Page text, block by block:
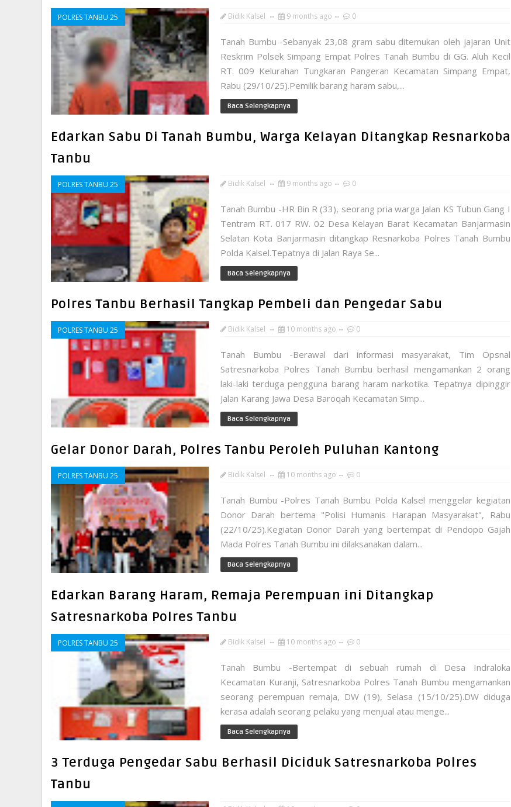
POLRES TANBU 25 Bidik Kalsel 9 months ago 0
Tanah Bumbu -Sebanyak 23,08 gram sabu ditemukan oleh jajaran Unit
Reskrim Polsek Simpang Empat Polres Tanah Bumbu di GG. Aluh Kecil
RT. 009 Kelurahan Tungkaran Pangeran Kecamatan Simpang Empat,
Rabu (29/10/25).Pemilik barang haram sabu,...
Baca Selengkapnya
Edarkan Sabu Di Tanah Bumbu, Warga Kelayan Ditangkap Resnarkoba
Tanbu
POLRES TANBU 25 Bidik Kalsel 9 months ago 0
Tanah Bumbu -HR Bin R (33), seorang pria warga Jalan KS Tubun Gang I
Tentram RT. 017 RW. 02 Desa Kelayan Barat Kecamatan Banjarmasin
Selatan Kota Banjarmasin ditangkap Resnarkoba Polres Tanah Bumbu
Polda Kalsel.Tepatnya di Jalan Raya Se...
Baca Selengkapnya
Polres Tanbu Berhasil Tangkap Pembeli dan Pengedar Sabu
POLRES TANBU 25 Bidik Kalsel 10 months ago 0
Tanah Bumbu -Berawal dari informasi masyarakat, Tim Opsnal
Satresnarkoba Polres Tanah Bumbu berhasil mengamankan 2 orang
laki-laki terduga pengguna barang haram narkotika. Tepatnya dipinggir
Jalan Karang Jawa Desa Baroqah Kecamatan Simp...
Baca Selengkapnya
Gelar Donor Darah, Polres Tanbu Peroleh Puluhan Kantong
POLRES TANBU 25 Bidik Kalsel 10 months ago 0
Tanah Bumbu -Polres Tanah Bumbu Polda Kalsel menggelar kegiatan
Donor Darah bertema "Polisi Humanis Harapan Masyarakat", Rabu
(22/10/25).Kegiatan Donor Darah yang bertempat di Pendopo Gajah
Mada Polres Tanah Bumbu ini dilaksanakan dalam...
Baca Selengkapnya
Edarkan Barang Haram, Remaja Perempuan ini Ditangkap
Satresnarkoba Polres Tanbu
POLRES TANBU 25 Bidik Kalsel 10 months ago 0
Tanah Bumbu -Bertempat di sebuah rumah di Desa Indraloka
Kecamatan Kuranji, Satresnarkoba Polres Tanah Bumbu mengamankan
seorang perempuan remaja, DW (19), Selasa (15/10/25).DW diduga
kerasa adalah seorang pelaku yang menjual atau menge...
Baca Selengkapnya
3 Terduga Pengedar Sabu Berhasil Diciduk Satresnarkoba Polres
Tanbu